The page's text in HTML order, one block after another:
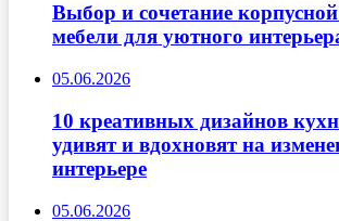
Выбор и сочетание
мебели для уютного
05.06.2026
10 креативных дизайнов
удивят и вдохновят на
интерьере
05.06.2026